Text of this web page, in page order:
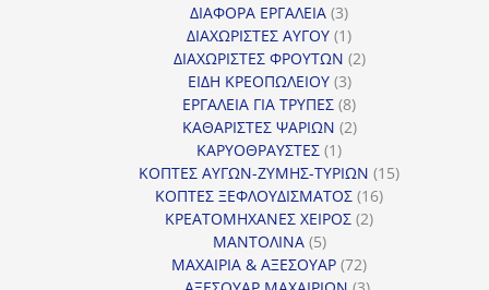
ΔΙΑΦΟΡΑ ΕΡΓΑΛΕΙΑ 33
προϊόντα
ΔΙΑΧΩΡΙΣΤΕΣ ΑΥΓΟΥ 11
προϊόν
ΔΙΑΧΩΡΙΣΤΕΣ ΦΡΟΥΤΩΝ 22
ΕΙΔΗ ΚΡΕΟΠΩΛΕΙΟΥ 33
προϊόντα
ΕΡΓΑΛΕΙΑ ΓΙΑ ΤΡΥΠΕΣ 88
προϊόντα
ΚΑΘΑΡΙΣΤΕΣ ΨΑΡΙΩΝ 22
ΚΑΡΥΟΘΡΑΥΣΤΕΣ 11
προϊόν
ΚΟΠΤΕΣ ΑΥΓΩΝ-ΖΥΜΗΣ-ΤΥΡΙΩΝ 1515
ΚΟΠΤΕΣ ΞΕΦΛΟΥΔΙΣΜΑΤΟΣ 1616
ΚΡΕΑΤΟΜΗΧΑΝΕΣ ΧΕΙΡΟΣ 22
ΜΑΝΤΟΛΙΝΑ 55
προϊόντα
ΜΑΧΑΙΡΙΑ & ΑΞΕΣΟΥΑΡ 7272